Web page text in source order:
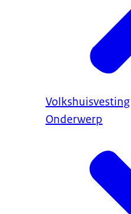
Volkshuisvesting
Onderwerp